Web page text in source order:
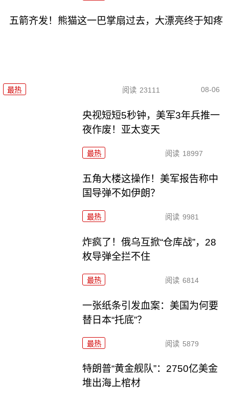
五箭齐发！熊猫这一巴掌扇过去，大漂亮终于知疼
最热 阅读 23111 08-06
央视短短5秒钟，美军3年兵推一
夜作废！亚太变天
最热 阅读 18997
五角大楼这操作！美军报告称中
国导弹不如伊朗？
最热 阅读 9981
炸疯了！俄乌互掀“仓库战”，28
枚导弹全拦不住
最热 阅读 6814
一张纸条引发血案：美国为何要
替日本“托底”？
最热 阅读 5879
特朗普“黄金舰队”：2750亿美金
堆出海上棺材